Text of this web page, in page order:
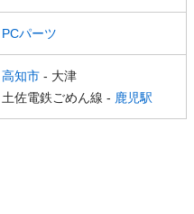
PCパーツ
高知市 - 大津
土佐電鉄ごめん線 - 鹿児駅